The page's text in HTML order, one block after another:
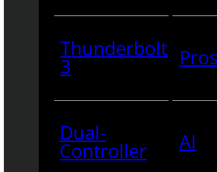
Thunderbolt
3
Dual-
Controller AI